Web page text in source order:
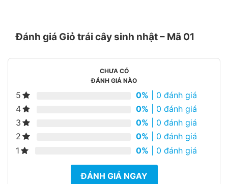
Đánh giá Giỏ trái cây sinh nhật – Mã 01
CHƯA CÓ
ĐÁNH GIÁ NÀO
5 0% | 0 đánh giá
4
0% | 0 đánh giá
3
0% | 0 đánh giá
2
0% | 0 đánh giá
1
0% | 0 đánh giá
ĐÁNH GIÁ NGAY